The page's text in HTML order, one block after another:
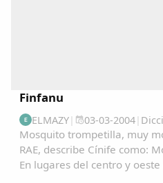
Finfanu
E ELMAZY| 03-03-2004|
Mosquito trompetilla, muy
RAE, describe Cínife como:
En lugares del centro y